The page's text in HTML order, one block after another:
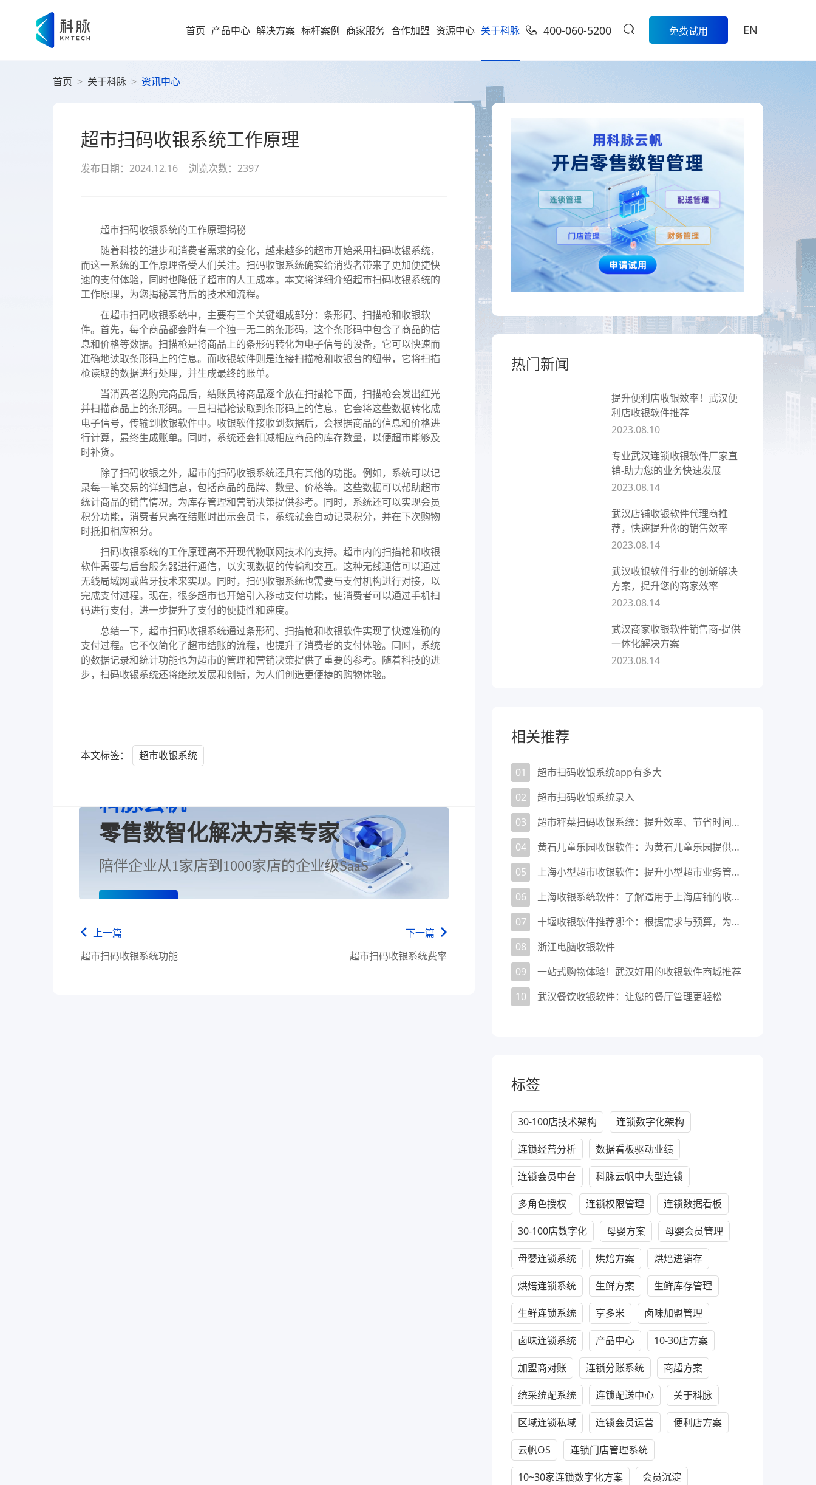
首页 产品中心
集团型企业
大型企业
高成长型企业
数字化增值服务
查看所有产品
科脉云鼎
集团定制化智慧零售解决方
案
科脉钱鲸云
服务于泛零售连锁企业的一
款可定制化的SaaS软件
科脉钱鲸云
服务于泛零售连锁企业的一
款可定制化的SaaS软件
餐饮集团版
定制餐饮系统个性化服务/
提供私有化部署
解决方案
新零售解决方案
到店到家一体化经营，进销存智
控、会员营销和线上线下一体化
经营，帮助生鲜门店实现更精
细、更高效的日常管理。
以业务 + 数据双中台为底座，通
智能供应链管控、业务移动化管
理，助力商超行业效能全面升级
大卖场
多元化门店经营、线上线下一体
化，助力大卖场行业进入智慧零
售时代
社区超市生意增长
数字化辅助管理、多元化精准营
销，助力母婴行业多渠道获客
烘焙
聚合流量资源、采供销协同一
体，助力烘焙行业轻松管店
酒业
溯源管货全链路，赋能酒商高效
经营全域增长
熟食
跨业态供应链管理、数字工具赋
能，助力熟食企业降本增效
餐饮
企业开店更简单
标杆案例 商家服务
营增长训练营
合作加盟 资源中心
便利店
服务支持
技术支持
正版鉴定
查询经销商
科脉AI客服
科脉数智中国
行沙龙报名入
口
学习中心
关于科脉
科脉招聘
人才价值
扫码体验
400-060-5200 免费试用 EN
首页 > 关于科脉 > 资讯中心
超市扫码收银系统工作原理
发布日期：2024.12.16 浏览次数：2397
超市扫码收银系统的工作原理揭秘
随着科技的进步和消费者需求的变化，越来越多的超市开始采用扫码收银系统，
而这一系统的工作原理备受人们关注。扫码收银系统确实给消费者带来了更加便捷快
速的支付体验，同时也降低了超市的人工成本。本文将详细介绍超市扫码收银系统的
工作原理，为您揭秘其背后的技术和流程。
在超市扫码收银系统中，主要有三个关键组成部分：条形码、扫描枪和收银软
件。首先，每个商品都会附有一个独一无二的条形码，这个条形码中包含了商品的信
息和价格等数据。扫描枪是将商品上的条形码转化为电子信号的设备，它可以快速而
准确地读取条形码上的信息。而收银软件则是连接扫描枪和收银台的纽带，它将扫描
枪读取的数据进行处理，并生成最终的账单。
当消费者选购完商品后，结账员将商品逐个放在扫描枪下面，扫描枪会发出红光
并扫描商品上的条形码。一旦扫描枪读取到条形码上的信息，它会将这些数据转化成
电子信号，传输到收银软件中。收银软件接收到数据后，会根据商品的信息和价格进
行计算，最终生成账单。同时，系统还会扣减相应商品的库存数量，以便超市能够及
时补货。
除了扫码收银之外，超市的扫码收银系统还具有其他的功能。例如，系统可以记
录每一笔交易的详细信息，包括商品的品牌、数量、价格等。这些数据可以帮助超市
统计商品的销售情况，为库存管理和营销决策提供参考。同时，系统还可以实现会员
积分功能，消费者只需在结账时出示会员卡，系统就会自动记录积分，并在下次购物
时抵扣相应积分。
扫码收银系统的工作原理离不开现代物联网技术的支持。超市内的扫描枪和收银
软件需要与后台服务器进行通信，以实现数据的传输和交互。这种无线通信可以通过
无线局域网或蓝牙技术来实现。同时，扫码收银系统也需要与支付机构进行对接，以
完成支付过程。现在，很多超市也开始引入移动支付功能，使消费者可以通过手机扫
码进行支付，进一步提升了支付的便捷性和速度。
总结一下，超市扫码收银系统通过条形码、扫描枪和收银软件实现了快速准确的
支付过程。它不仅简化了超市结账的流程，也提升了消费者的支付体验。同时，系统
的数据记录和统计功能也为超市的管理和营销决策提供了重要的参考。随着科技的进
步，扫码收银系统还将继续发展和创新，为人们创造更便捷的购物体验。
本文标签： 超市收银系统
科脉云帆
零售数智化解决方案专家
陪伴企业从1家店到1000家店的企业级SaaS
上一篇
超市扫码收银系统功能
下一篇
超市扫码收银系统费率
热门新闻
提升便利店收银效率！武汉便
利店收银软件推荐
2023.08.10
专业武汉连锁收银软件厂家直
销-助力您的业务快速发展
2023.08.14
武汉店铺收银软件代理商推
荐，快速提升你的销售效率
2023.08.14
武汉收银软件行业的创新解决
方案，提升您的商家效率
2023.08.14
武汉商家收银软件销售商-提供
一体化解决方案
2023.08.14
相关推荐
01
超市扫码收银系统app有多大
02
超市扫码收银系统录入
03
超市秤菜扫码收银系统：提升效率、节省时间、完善服务
04
黄石儿童乐园收银软件：为黄石儿童乐园提供高效的收银软件解决方案
05
上海小型超市收银软件：提升小型超市业务管理，选择适合上海的收银软件
06
上海收银系统软件：了解适用于上海店铺的收银系统软件，提升业务管理效率
07
十堰收银软件推荐哪个：根据需求与预算，为你推荐适合十堰的收银软件
08
浙江电脑收银软件
09
一站式购物体验！武汉好用的收银软件商城推荐
10
武汉餐饮收银软件：让您的餐厅管理更轻松
标签
30-100店技术架构 连锁数字化架构
连锁经营分析 数据看板驱动业绩
连锁会员中台 科脉云帆中大型连锁
多角色授权 连锁权限管理 连锁数据看板
30-100店数字化 母婴方案 母婴会员管理
母婴连锁系统 烘焙方案 烘焙进销存
烘焙连锁系统 生鲜方案 生鲜库存管理
生鲜连锁系统 享多米 卤味加盟管理
卤味连锁系统 产品中心 10-30店方案
加盟商对账 连锁分账系统 商超方案
统采统配系统 连锁配送中心 关于科脉
区域连锁私域 连锁会员运营 便利店方案
云帆OS 连锁门店管理系统
10~30家连锁数字化方案 会员沉淀